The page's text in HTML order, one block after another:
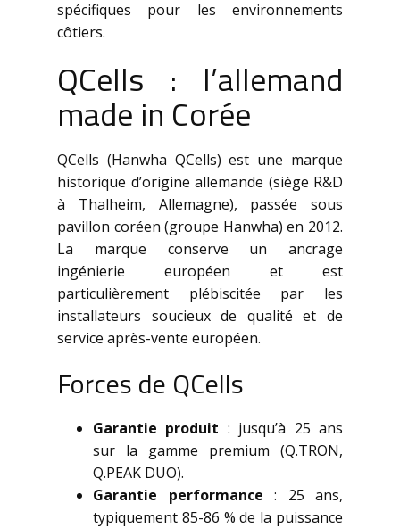
spécifiques pour les environnements
côtiers.
QCells : l’allemand
made in Corée
QCells (Hanwha QCells) est une marque
historique d’origine allemande (siège R&D
à Thalheim, Allemagne), passée sous
pavillon coréen (groupe Hanwha) en 2012.
La marque conserve un ancrage
ingénierie européen et est
particulièrement plébiscitée par les
installateurs soucieux de qualité et de
service après-vente européen.
Forces de QCells
Garantie produit : jusqu’à 25 ans
sur la gamme premium (Q.TRON,
Q.PEAK DUO).
Garantie performance : 25 ans,
typiquement 85-86 % de la puissance